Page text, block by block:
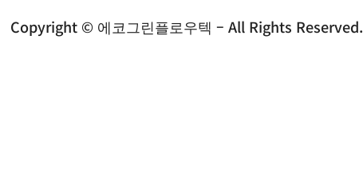
Copyright © 에코그린플로우텍 – All Rights Reserved.